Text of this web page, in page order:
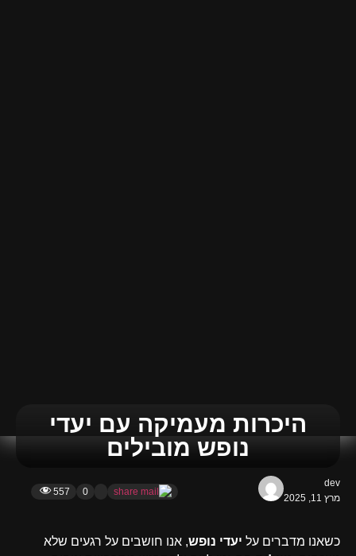
היכרות מעמיקה עם יעדי
נופש מובילים
dev
מרץ 11, 2025
0
557
כשאנו מדברים על יעדי נופש, אנו חושבים על רגעים שלא